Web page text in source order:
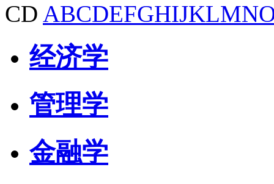
CD ABCDEFGHIJKLMN
经济学
管理学
金融学